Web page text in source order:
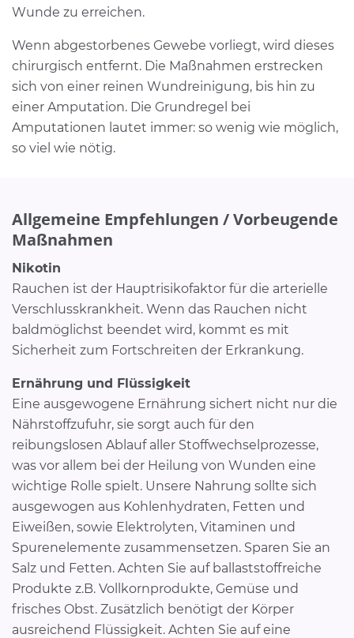
Wunde zu erreichen.
Wenn abgestorbenes Gewebe vorliegt, wird dieses
chirurgisch entfernt. Die Maßnahmen erstrecken
sich von einer reinen Wundreinigung, bis hin zu
einer Amputation. Die Grundregel bei
Amputationen lautet immer: so wenig wie möglich,
so viel wie nötig.
Allgemeine Empfehlungen / Vorbeugende
Maßnahmen
Nikotin
Rauchen ist der Hauptrisikofaktor für die arterielle
Verschlusskrankheit. Wenn das Rauchen nicht
baldmöglichst beendet wird, kommt es mit
Sicherheit zum Fortschreiten der Erkrankung.
Ernährung und Flüssigkeit
Eine ausgewogene Ernährung sichert nicht nur die
Nährstoffzufuhr, sie sorgt auch für den
reibungslosen Ablauf aller Stoffwechselprozesse,
was vor allem bei der Heilung von Wunden eine
wichtige Rolle spielt. Unsere Nahrung sollte sich
ausgewogen aus Kohlenhydraten, Fetten und
Eiweißen, sowie Elektrolyten, Vitaminen und
Spurenelemente zusammensetzen. Sparen Sie an
Salz und Fetten. Achten Sie auf ballaststoffreiche
Produkte z.B. Vollkornprodukte, Gemüse und
frisches Obst. Zusätzlich benötigt der Körper
ausreichend Flüssigkeit. Achten Sie auf eine